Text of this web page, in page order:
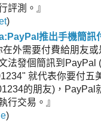
評測。』
)
推出手機簡訊
在外需要付費給朋友或
法發個簡訊到PayPal
就代表你要付五
的朋友)，PayPal
行交易。』
)